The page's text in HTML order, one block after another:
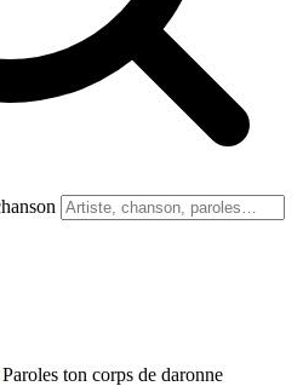
Paroles ton corps de daronne